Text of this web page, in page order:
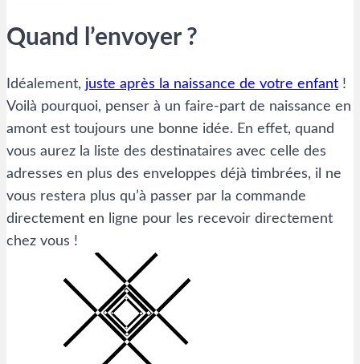
Quand l’envoyer ?
Idéalement, juste après la naissance de votre enfant !
Voilà pourquoi, penser à un faire-part de naissance en
amont est toujours une bonne idée. En effet, quand
vous aurez la liste des destinataires avec celle des
adresses en plus des enveloppes déjà timbrées, il ne
vous restera plus qu’à passer par la commande
directement en ligne pour les recevoir directement
chez vous !